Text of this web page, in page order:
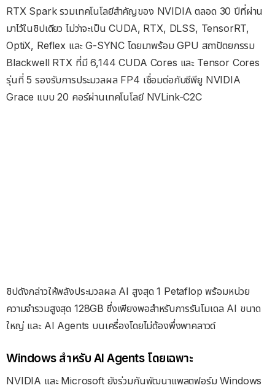
RTX Spark รวมเทคโนโลยีสำคัญของ NVIDIA ตลอด 30 ปีที่ผ่าน
มาไว้ในชิปเดียว ไม่ว่าจะเป็น CUDA, RTX, DLSS, TensorRT,
OptiX, Reflex และ G-SYNC โดยมาพร้อม GPU สถาปัตยกรรม
Blackwell RTX ที่มี 6,144 CUDA Cores และ Tensor Cores
รุ่นที่ 5 รองรับการประมวลผล FP4 เชื่อมต่อกับซีพียู NVIDIA
Grace แบบ 20 คอร์ผ่านเทคโนโลยี NVLink-C2C
ชิปดังกล่าวให้พลังประมวลผล AI สูงสุด 1 Petaflop พร้อมหน่วย
ความจำรวมสูงสุด 128GB ซึ่งเพียงพอสำหรับการรันโมเดล AI ขนาด
ใหญ่ และ AI Agents บนเครื่องโดยไม่ต้องพึ่งพาคลาวด์
Windows สำหรับ AI Agents โดยเฉพาะ
NVIDIA และ Microsoft ยังร่วมกันพัฒนาแพลตฟอร์ม Windows